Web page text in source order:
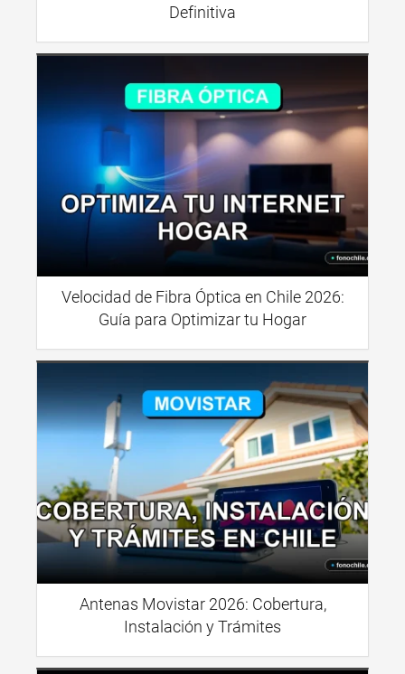
Definitiva
Velocidad de Fibra Óptica en Chile 2026:
Guía para Optimizar tu Hogar
Antenas Movistar 2026: Cobertura,
Instalación y Trámites